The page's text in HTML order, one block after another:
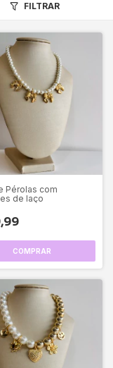
FILTRAR
Pérolas com
de laço